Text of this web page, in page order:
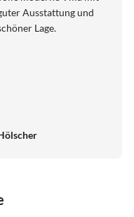
Ausstattung und
Lage.